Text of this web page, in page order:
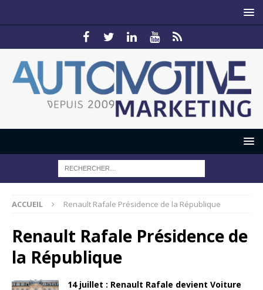
ACCUEIL Renault Rafale Présidence de la République
Renault Rafale Présidence de
la République
14 juillet : Renault Rafale devient Voiture